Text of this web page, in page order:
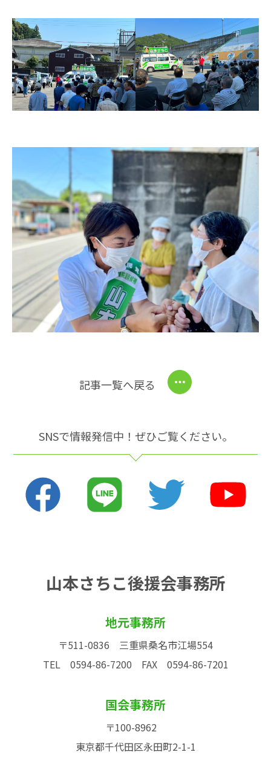
記事一覧へ戻る
SNSで情報発信中！ぜひご覧ください。
山本さちこ後援会事務所
地元事務所
〒511-0836 三重県桑名市江場554
TEL 0594-86-7200 FAX 0594-86-7201
国会事務所
〒100-8962
東京都千代田区永田町2-1-1